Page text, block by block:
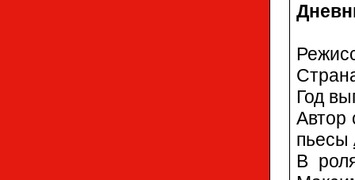
Год
Автор
пьесы
В